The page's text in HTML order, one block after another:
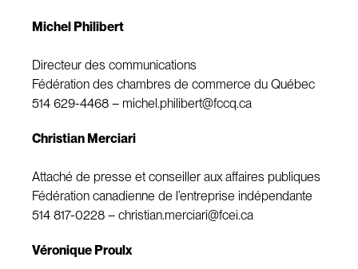
Michel Philibert
Directeur des communications
Fédération des chambres de commerce du Québec
514 629-4468 – michel.philibert@fccq.ca
Christian Merciari
Attaché de presse et conseiller aux affaires publiques
Fédération canadienne de l’entreprise indépendante
514 817-0228 – christian.merciari@fcei.ca
Véronique Proulx